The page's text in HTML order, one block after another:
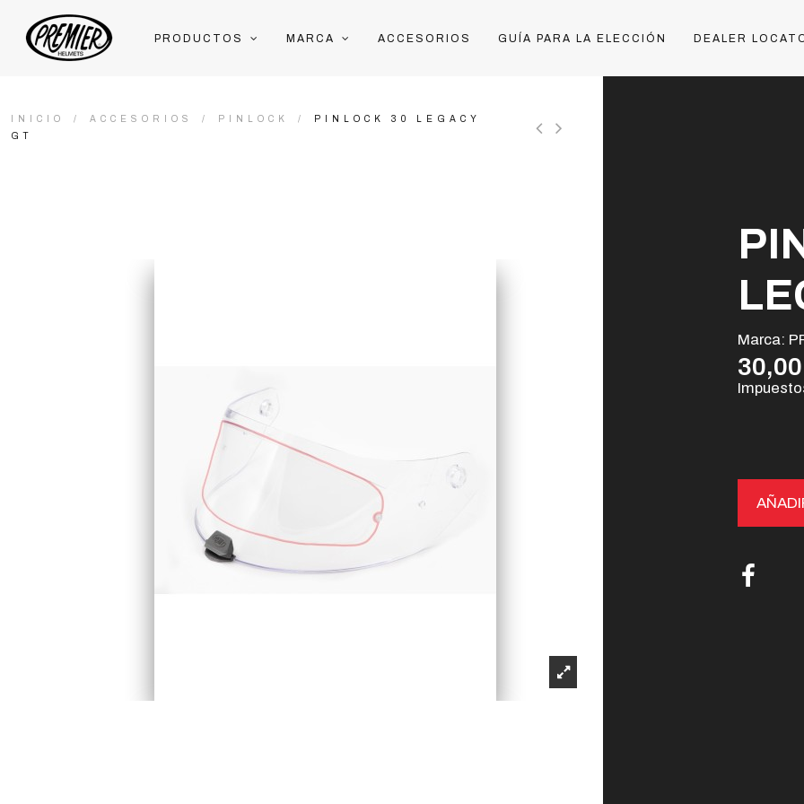
PRODUCTOS MARCA ACCESORIOS GUÍA PARA LA ELECCIÓN DEALER
INICIO ACCESORIOS PINLOCK
PINLOCK 30 LEGACY
GT
Marca: